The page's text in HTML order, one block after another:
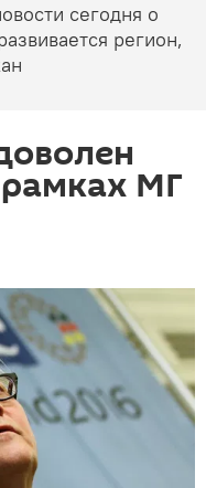
сегодня о
регион,
МГ